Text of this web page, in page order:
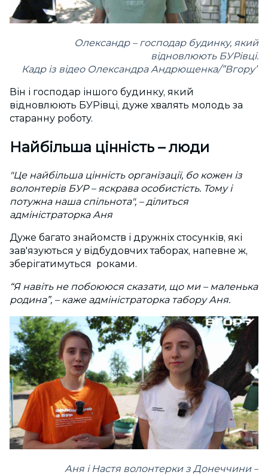
Олександр – господар будинку, який
відновлюють БУРівці.
Кадр із відео Олександра Андрющенка/”Вгору”
Він і господар іншого будинку, який
відновлюють БУРівці, дуже хвалять молодь за
старанну роботу.
Найбільша цінність – люди
"Це найбільша цінність організації, бо кожен із
волонтерів БУР – яскрава особистість. Тому і
потужна наша спільнота", – ділиться
адміністраторка Аня
Дуже багато знайомств і дружніх стосунків, які
зав'язуються у відбудовчих таборах, напевне ж,
зберігатимуться роками.
“Я навіть не побоююся сказати, що ми – маленька
родина”, – каже адміністраторка табору Аня.
Аня і Настя волонтерки з Донеччини –